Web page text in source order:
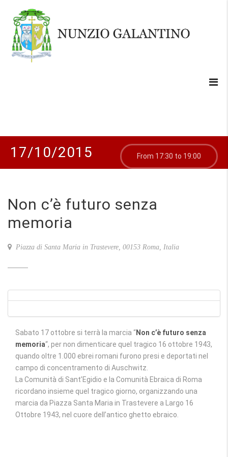
17/10/2015 From 17:30 to 19:00
Non c’è futuro senza
memoria
Piazza di Santa Maria in Trastevere, 00153 Roma, Italia
Sabato 17 ottobre si terrà la marcia “Non c’è futuro senza
memoria“, per non dimenticare quel tragico 16 ottobre 1943,
quando oltre 1.000 ebrei romani furono presi e deportati nel
campo di concentramento di Auschwitz.
La Comunità di Sant’Egidio e la Comunità Ebraica di Roma
ricordano insieme quel tragico giorno, organizzando una
marcia da Piazza Santa Maria in Trastevere a Largo 16
Ottobre 1943, nel cuore dell’antico ghetto ebraico.